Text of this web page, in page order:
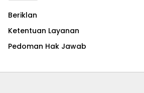
Beriklan
Ketentuan Layanan
Pedoman Hak Jawab